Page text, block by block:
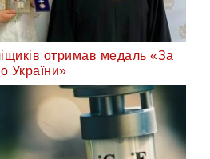
отримав медаль «За
України»